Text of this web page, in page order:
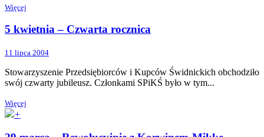
Więcej
5 kwietnia – Czwarta rocznica
11 lipca 2004
Stowarzyszenie Przedsiębiorców i Kupców Świdnickich obchodziło
swój czwarty jubileusz. Członkami SPiKŚ było w tym...
Więcej
+